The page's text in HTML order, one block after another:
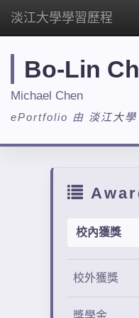
淡江大學學習歷程
Bo-Lin
Michael Chen
ePortfolio 由 淡江大學
校內獲獎
校外獲獎
獎學金